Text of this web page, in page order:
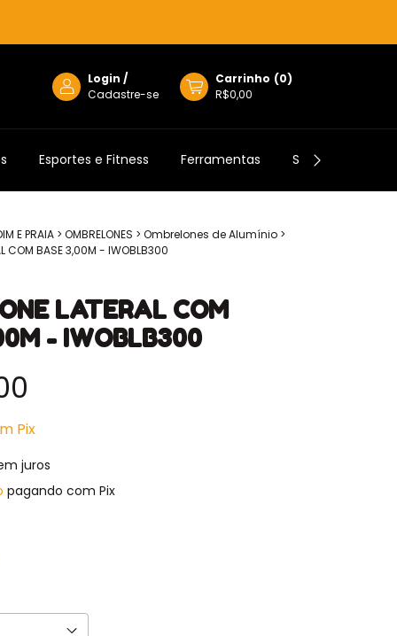
Login /
Cadastre-se
Carrinho (0)
R$0,00
Esportes e Fitness Ferramentas Semijoias
E PRAIA > OMBRELONES > Ombrelones de Alumínio >
COM BASE 3,00M - IWOBLB300
LATERAL COM
- IWOBLB300
Pix
juros
pagando com Pix